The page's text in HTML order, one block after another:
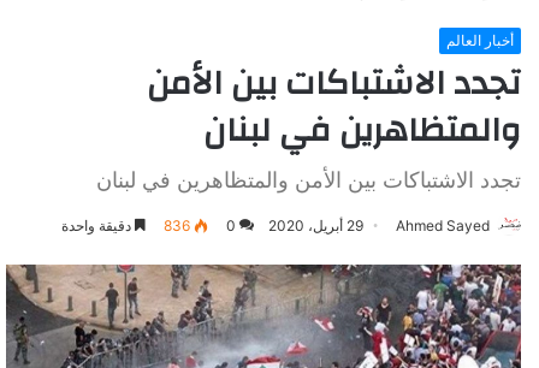
أخبار العالم
تجدد الاشتباكات بين الأمن
والمتظاهرين في لبنان
تجدد الاشتباكات بين الأمن والمتظاهرين في لبنان
Ahmed Sayed 29 أبريل، 2020 0
836 دقيقة واحدة